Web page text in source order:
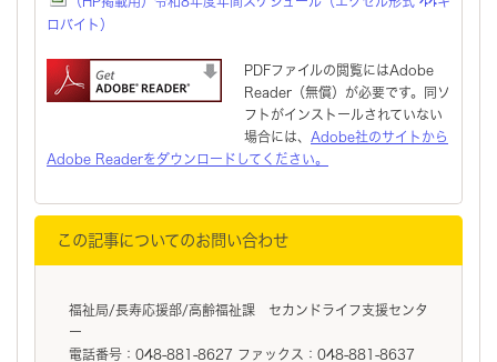
ロバイト）
PDFファイルの閲覧にはAdobe
Reader（無償）が必要です。同ソ
フトがインストールされていない
場合には、 Adobe社のサイトから
Adobe Readerをダウンロードしてください。
この記事についてのお問い合わせ
福祉局/長寿応援部/高齢福祉課 セカンドライフ支援センタ
ー
電話番号：048-881-8627 ファックス：048-881-8637